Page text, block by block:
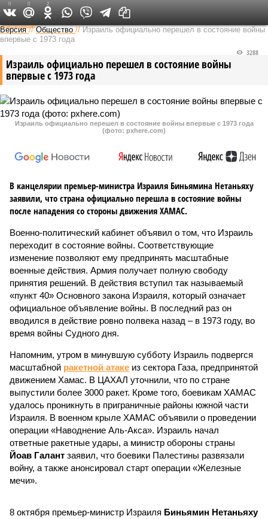
Федеральный выпуск
Версия //Общество //Израиль официально перешел в состояние войны
впервые с 1973 года
Израиль официально перешел в состояние войны
впервые с 1973 года
3288
Израиль официально перешел в состояние войны впервые с 1973 года
(фото: pxhere.com)
В канцелярии премьер-министра Израиля Биньямина Нетаньяху
заявили, что страна официально перешла в состояние войны
после нападения со стороны движения ХАМАС.
Военно-политический кабинет объявил о том, что Израиль
переходит в состояние войны. Соответствующие
изменение позволяют ему предпринять масштабные
военные действия. Армия получает полную свободу
принятия решений. В действия вступил так называемый
«пункт 40» Основного закона Израиля, который означает
официальное объявление войны. В последний раз он
вводился в действие ровно полвека назад – в 1973 году, во
время войны Судного дня.
Напомним, утром в минувшую субботу Израиль подвергся
масштабной ракетной атаке из сектора Газа, предпринятой
движением Хамас. В ЦАХАЛ уточнили, что по стране
выпустили более 3000 ракет. Кроме того, боевикам ХАМАС
удалось проникнуть в приграничные районы южной части
Израиля. В военном крыле ХАМАС объявили о проведении
операции «Наводнение Аль-Акса». Израиль начал
ответные ракетные удары, а министр обороны страны
Йоав Галант заявил, что боевики Палестины развязали
войну, а также анонсировал старт операции «Железные
мечи».
8 октября премьер-министр Израиля Биньямин Нетаньяху
0 0 2